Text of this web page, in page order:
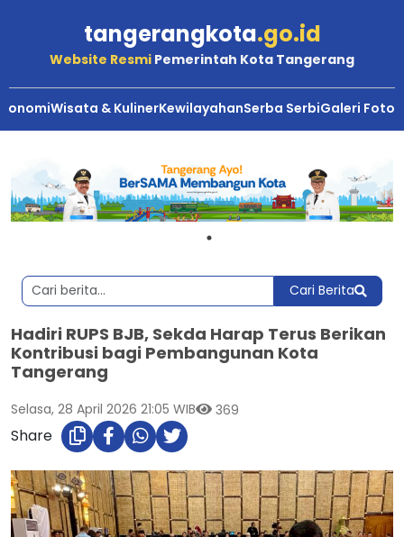
tangerangkota.go.id
Website Resmi Pemerintah Kota Tangerang
Wisata & KulinerKewilayahanSerba SerbiGaleri Foto
Cari Berita
Hadiri RUPS BJB, Sekda Harap Terus Berikan
Kontribusi bagi Pembangunan Kota
Tangerang
Selasa, 28 April 2026 21:05 WIB 369
Share